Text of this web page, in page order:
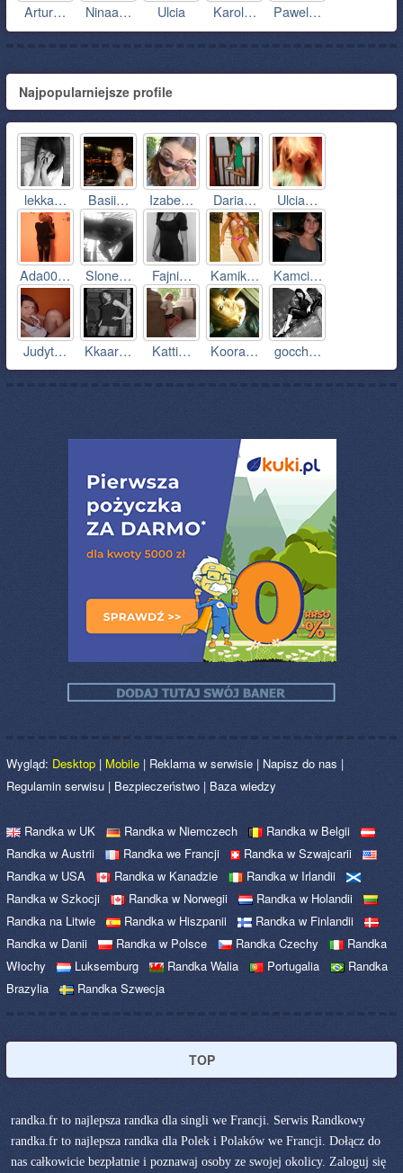
Artur… Ninaa… Ulcia Karol… Pawel…
Najpopularniejsze profile
lekka… Basii… Izabe… Daria… Ulcia…
Ada00… Slone… Fajni… Kamik… Kamci…
Judyt… Kkaar… Katti… Koora… gocch…
Wygląd:Desktop| Mobile | Reklama w serwisie | Napisz do nas |
Regulamin serwisu | Bezpieczeństwo | Baza wiedzy
Randka w UK Randka w Niemczech
Randka w Belgii
Randka w Austrii
Randka we Francji
Randka w Szwajcarii
Randka w USA
Randka w Kanadzie
Randka w Irlandii
Randka w Szkocji
Randka w Norwegii
Randka w Holandii
Randka na Litwie
Randka w Hiszpanii
Randka w Finlandii
Randka w Danii
Randka w Polsce Randka Czechy
Randka
Włochy
Luksemburg Randka Walia Portugalia
Randka
Brazylia
Randka Szwecja
TOP
randka.fr to najlepsza randka dla singli we Francji. Serwis Randkowy
randka.fr to najlepsza randka dla Polek i Polaków we Francji. Dołącz do
nas całkowicie bezpłatnie i poznawaj osoby ze swojej okolicy. Zaloguj się